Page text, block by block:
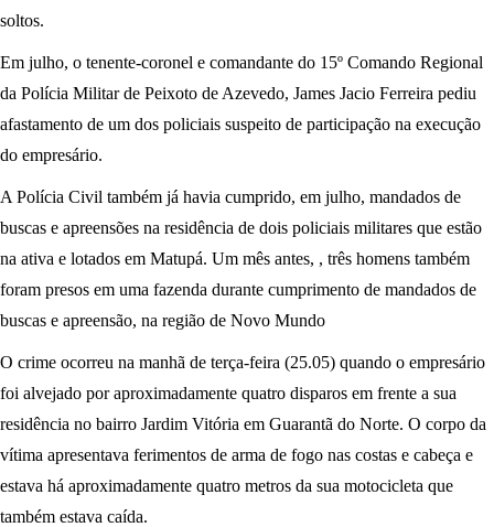
soltos.
Em julho, o tenente-coronel e comandante do 15º Comando Regional
da Polícia Militar de Peixoto de Azevedo, James Jacio Ferreira pediu
afastamento de um dos policiais suspeito de participação na execução
do empresário.
A Polícia Civil também já havia cumprido, em julho, mandados de
buscas e apreensões na residência de dois policiais militares que estão
na ativa e lotados em Matupá. Um mês antes, , três homens também
foram presos em uma fazenda durante cumprimento de mandados de
buscas e apreensão, na região de Novo Mundo
O crime ocorreu na manhã de terça-feira (25.05) quando o empresário
foi alvejado por aproximadamente quatro disparos em frente a sua
residência no bairro Jardim Vitória em Guarantã do Norte. O corpo da
vítima apresentava ferimentos de arma de fogo nas costas e cabeça e
estava há aproximadamente quatro metros da sua motocicleta que
também estava caída.